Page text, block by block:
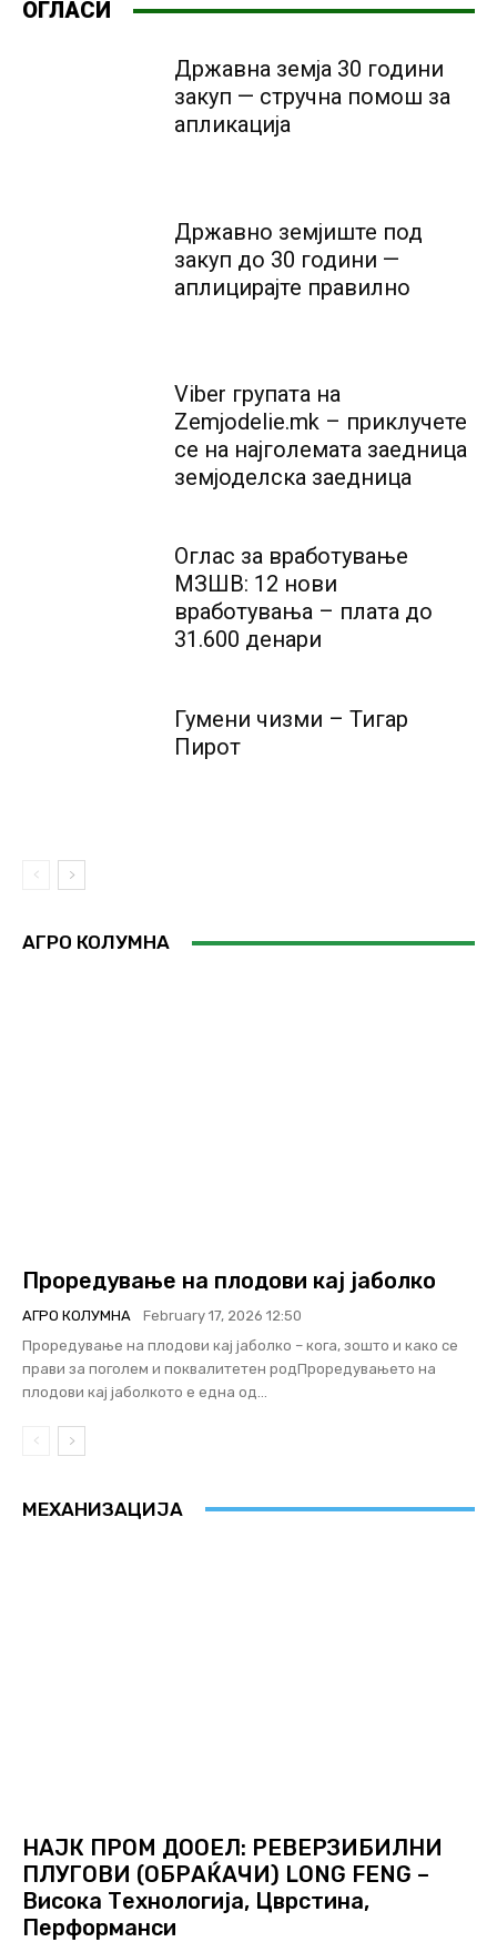
ОГЛАСИ
Државна земја 30 години
закуп — стручна помош за
апликација
Државно земјиште под
закуп до 30 години —
аплицирајте правилно
Viber групата на
Zemjodelie.mk – приклучете
се на најголемата заедница
земјоделска заедница
Оглас за вработување
МЗШВ: 12 нови
вработувања – плата до
31.600 денари
Гумени чизми – Тигар
Пирот
АГРО КОЛУМНА
Проредување на плодови кај јаболко
АГРО КОЛУМНА
February 17, 2026 12:50
Проредување на плодови кај јаболко – кога, зошто и како се
прави за поголем и поквалитетен родПроредувањето на
плодови кај јаболкото е една од...
МЕХАНИЗАЦИЈА
НАЈК ПРОМ ДООЕЛ: РЕВЕРЗИБИЛНИ
ПЛУГОВИ (ОБРАЌАЧИ) LONG FENG –
Висока Технологија, Цврстина,
Перформанси